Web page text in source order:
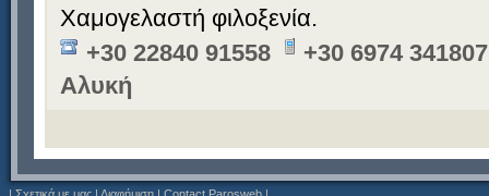
Χαμογελαστή φιλοξενία.
+30 22840 91558
+30 6974
Αλυκή